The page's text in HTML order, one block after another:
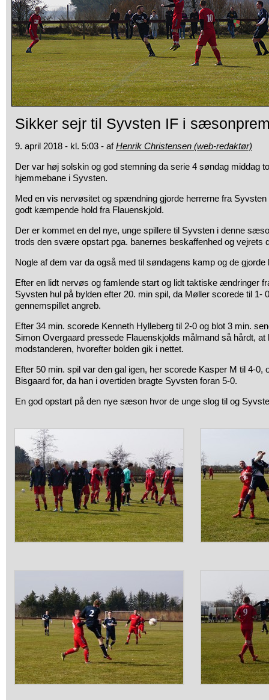
Sikker sejr til Syvsten IF i
9. april 2018 - kl. 5:03 - afHenrik Christensen (web-redaktør)
Der var høj solskin og god stemning da serie 4 søndag middag
hjemmebane i Syvsten.
Med en vis nervøsitet og spændning gjorde herrerne fra
godt kæmpende hold fra Flauenskjold.
Der er kommet en del nye, unge spillere til Syvsten i denne
trods den svære opstart pga. banernes beskaffenhed og vejrets
Nogle af dem var da også med til søndagens kamp og de gjorde
Efter en lidt nervøs og famlende start og lidt taktiske ændringer
Syvsten hul på bylden efter 20. min spil, da Møller scorede til 1-
gennemspillet angreb.
Efter 34 min. scorede Kenneth Hylleberg til 2-0 og blot 3 min.
Simon Overgaard pressede Flauenskjolds målmand så hårdt, at
modstanderen, hvorefter bolden gik i nettet.
Efter 50 min. spil var den gal igen, her scorede Kasper M til 4-0,
Bisgaard for, da han i overtiden bragte Syvsten foran 5-0.
En god opstart på den nye sæson hvor de unge slog til og